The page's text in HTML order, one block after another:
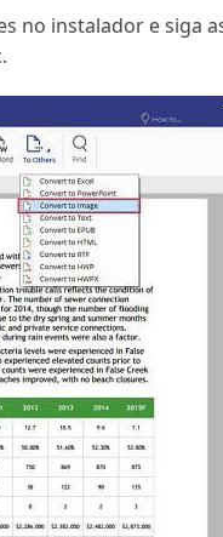
no instalador e siga